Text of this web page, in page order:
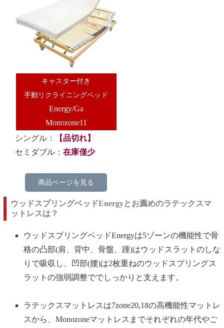
キャスター付き
手動リクライニングベッド
Energy/Ga
Monozone11
シングル：
【品切れ】
セミダブル： 在庫僅少
商品ページを見る
ウッドスプリングベッドEnergyとお薦めのラテックスマ
ットレスは？
ウッドスプリングベッドEnergyは5ゾーンの機能性で骨
格の凸部(肩、背中、骨盤、踵)はウッドスラットのしな
りで吸収し、凹部(腰)は2枚重ねのウッドスプリングス
ラットの強弱調整ででしっかりと支えます。
ラテックスマットレスは7zone20,18の高機能性マットレ
スから、Monozoneマットレスまでそれぞれの年代やご